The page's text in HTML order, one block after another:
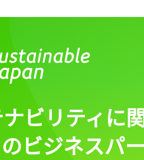
ビリティに
ビジネスパ